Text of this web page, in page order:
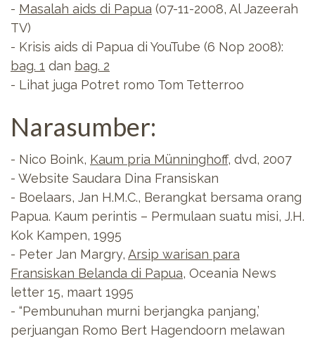
- Masalah aids di Papua (07-11-2008, Al Jazeerah
TV)
- Krisis aids di Papua di YouTube (6 Nop 2008):
bag. 1 dan bag. 2
- Lihat juga Potret romo Tom Tetterroo
Narasumber:
- Nico Boink, Kaum pria Münninghoff, dvd, 2007
- Website Saudara Dina Fransiskan
- Boelaars, Jan H.M.C., Berangkat bersama orang
Papua. Kaum perintis – Permulaan suatu misi, J.H.
Kok Kampen, 1995
- Peter Jan Margry, Arsip warisan para
Fransiskan Belanda di Papua, Oceania News
letter 15, maart 1995
- “Pembunuhan murni berjangka panjang,’
perjuangan Romo Bert Hagendoorn melawan